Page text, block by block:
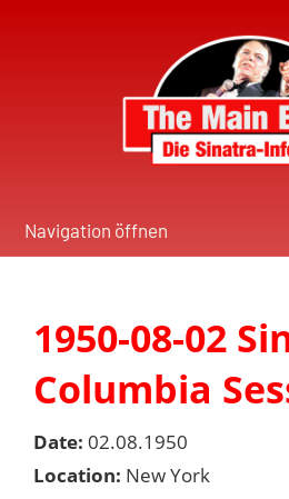
Navigation öffnen
1950-08-02
Columbia
Date: 02.08.1950
Location: New York